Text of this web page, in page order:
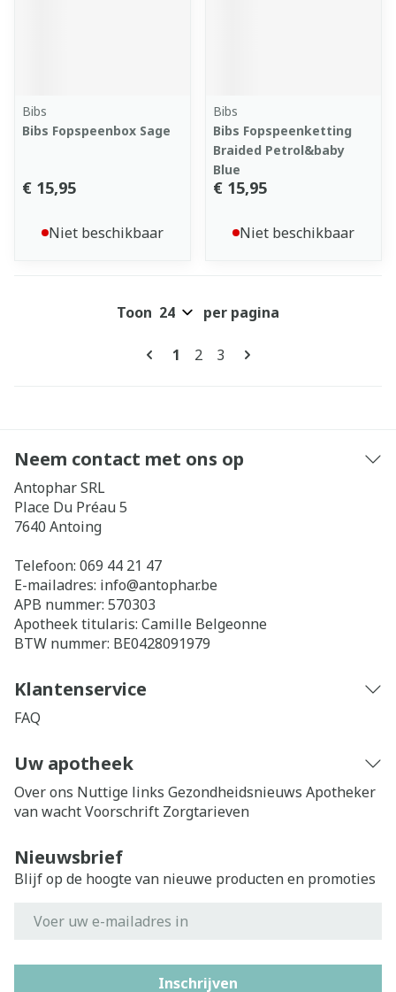
Bibs
Bibs Fopspeenbox Sage
€ 15,95
Niet beschikbaar
Bibs
Bibs Fopspeenketting
Braided Petrol&baby
Blue
€ 15,95
Niet beschikbaar
Pagina's
U lees momenteel pagina
1 Pagina
2 Pagina
3
Toon per pagina
Neem contact met ons op
Antophar SRL
Place Du Préau 5
7640 Antoing
Telefoon: 069 44 21 47
E-mailadres: info@antophar.be
APB nummer: 570303
Apotheek titularis: Camille Belgeonne
BTW nummer: BE0428091979
Klantenservice
FAQ
Uw apotheek
Over ons Nuttige links Gezondheidsnieuws Apotheker
van wachtVoorschrift Zorgtarieven
Nieuwsbrief
Blijf op de hoogte van nieuwe producten en promoties
Inschrijven